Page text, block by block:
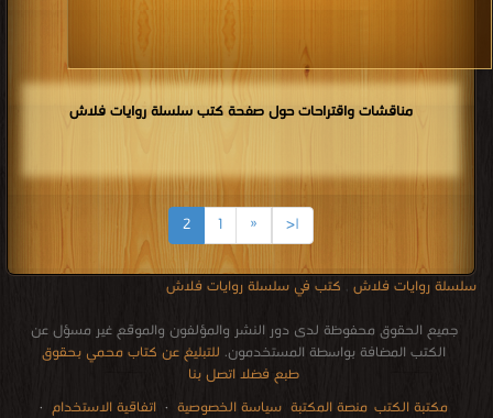
مناقشات واقتراحات حول صفحة كتب سلسلة روايات فلاش
|<
«
1
2
سلسلة روايات فلاش , كتب في سلسلة روايات فلاش
جميع الحقوق محفوظة لدى دور النشر والمؤلفون والموقع غير مسؤل عن
الكتب المضافة بواسطة المستخدمون. للتبليغ عن كتاب محمي بحقوق
طبع فضلا اتصل بنا
مكتبة الكتب منصة المكتبة سياسة الخصوصية · اتفاقية الاستخدام ·